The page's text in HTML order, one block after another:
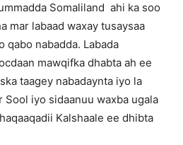
Somaliland ahi ka soo
mar labaad waxay tusaysaa
qabo nabadda. Labada
mawqifka dhabta ah ee
taagey nabadaynta iyo la
Sool iyo sidaanuu waxba ugala
Kalshaale ee dhibta